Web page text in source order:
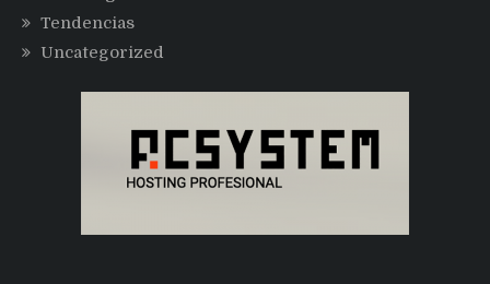
Tendencias
Uncategorized